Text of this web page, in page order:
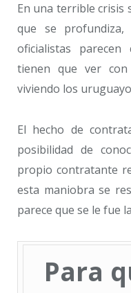
En una terrible crisis
que se profundiza,
oficialistas
tienen que ver con
viviendo los
El hecho de
posibilidad de
propio contratante
esta maniobra se
parece que se le fue
Para